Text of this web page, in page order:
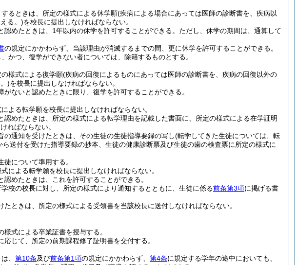
るときは、所定の様式による休学願(疾病による場合にあっては医師の診断書を、疾病以
る。)を校長に提出しなければならない。
めたときは、1年以内の休学を許可することができる。 ただし、休学の期間は、通算して
の規定にかかわらず、当該理由が消滅するまでの間、更に休学を許可することができる。
かつ、復学ができない者については、除籍するものとする。
様式による復学願(疾病の回復によるものにあっては医師の診断書を、疾病の回復以外の
)を校長に提出しなければならない。
ないと認めたときに限り、復学を許可することができる。
よる転学願を校長に提出しなければならない。
めたときは、所定の様式による転学理由を記載した書面に、所定の様式による在学証明
ればならない。
通知を受けたときは、その生徒の生徒指導要録の写し(転学してきた生徒については、転
ら送付を受けた指導要録の抄本、生徒の健康診断票及び生徒の歯の検査票に所定の様式に
について準用する。
による転学願を校長に提出しなければならない。
めたときは、これを許可することができる。
校の校長に対し、所定の様式により通知するとともに、生徒に係る前条第3項に掲げる書
たときは、所定の様式による受領書を当該校長に送付しなければならない。
式による卒業証書を授与する。
じて、所定の前期課程修了証明書を交付する。
、 第10条及び前条第1項の規定にかかわらず、 第4条に規定する学年の途中においても、